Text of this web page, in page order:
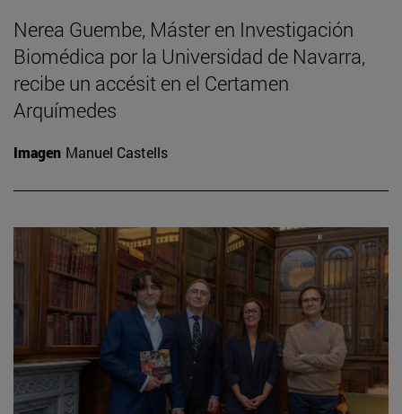
Nerea Guembe, Máster en Investigación
Biomédica por la Universidad de Navarra,
recibe un accésit en el Certamen
Arquímedes
Imagen Manuel Castells